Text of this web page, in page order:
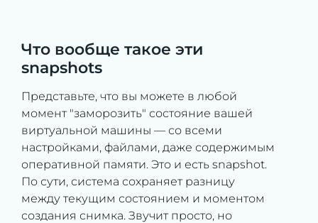
Что вообще такое эти
snapshots
Представьте, что вы можете в любой
момент "заморозить" состояние вашей
виртуальной машины — со всеми
настройками, файлами, даже содержимым
оперативной памяти. Это и есть snapshot.
По сути, система сохраняет разницу
между текущим состоянием и моментом
создания снимка. Звучит просто, но